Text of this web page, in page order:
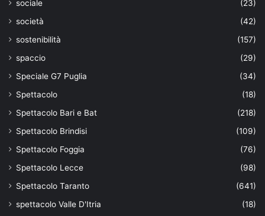
sociale
(23)
società
(42)
sostenibilità
(157)
spaccio
(29)
Speciale G7 Puglia
(34)
Spettacolo
(18)
Spettacolo Bari e Bat
(218)
Spettacolo Brindisi
(109)
Spettacolo Foggia
(76)
Spettacolo Lecce
(98)
Spettacolo Taranto
(641)
spettacolo Valle D'Itria
(18)